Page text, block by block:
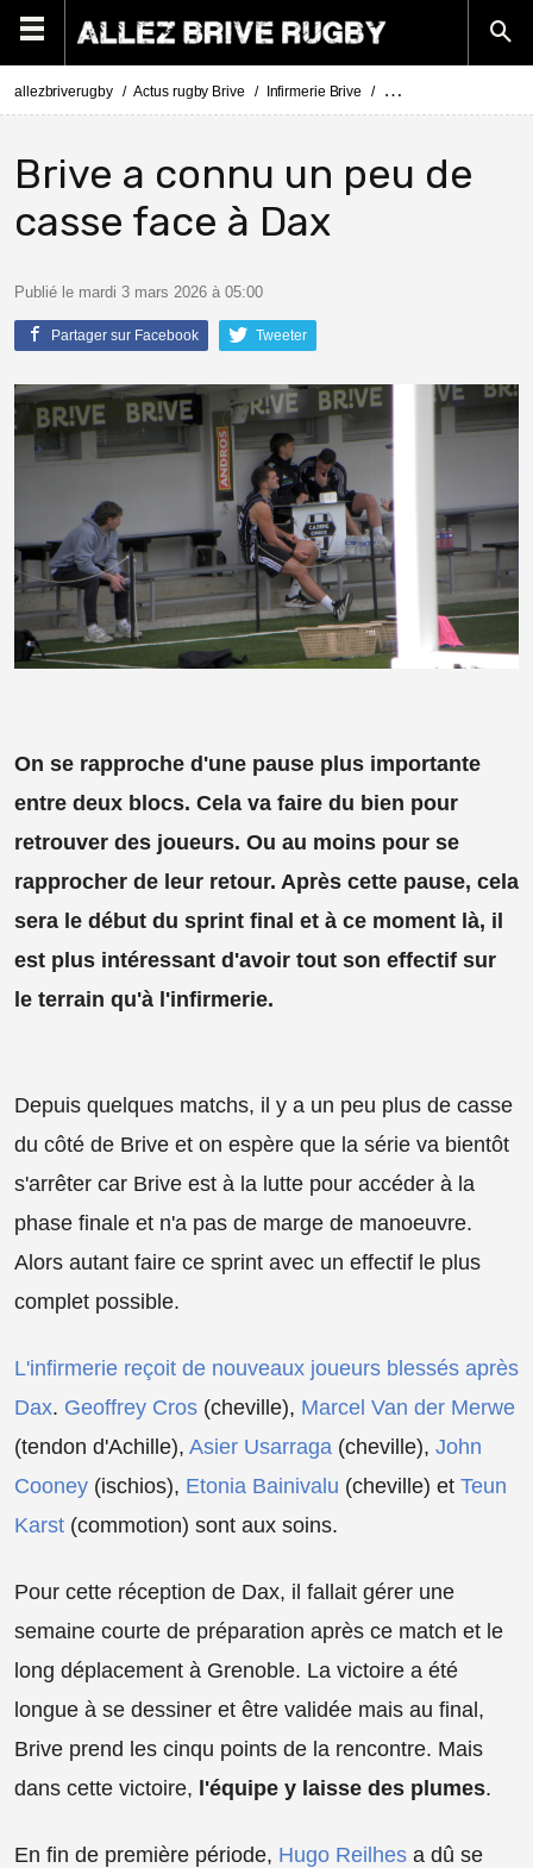
allezbriverugby Actus rugby Brive Infirmerie Brive Actus Infirmerie Brive
Brive a connu un peu de
casse face à Dax
Publié le mardi 3 mars 2026 à 05:00
Partager sur Facebook Tweeter
On se rapproche d'une pause plus importante
entre deux blocs. Cela va faire du bien pour
retrouver des joueurs. Ou au moins pour se
rapprocher de leur retour. Après cette pause, cela
sera le début du sprint final et à ce moment là, il
est plus intéressant d'avoir tout son effectif sur
le terrain qu'à l'infirmerie.
Depuis quelques matchs, il y a un peu plus de casse
du côté de Brive et on espère que la série va bientôt
s'arrêter car Brive est à la lutte pour accéder à la
phase finale et n'a pas de marge de manoeuvre.
Alors autant faire ce sprint avec un effectif le plus
complet possible.
L'infirmerie reçoit de nouveaux joueurs blessés après
Dax. Geoffrey Cros (cheville), Marcel Van der Merwe
(tendon d'Achille), Asier Usarraga (cheville), John
Cooney (ischios), Etonia Bainivalu (cheville) et Teun
Karst (commotion) sont aux soins.
Pour cette réception de Dax, il fallait gérer une
semaine courte de préparation après ce match et le
long déplacement à Grenoble. La victoire a été
longue à se dessiner et être validée mais au final,
Brive prend les cinqu points de la rencontre. Mais
dans cette victoire, l'équipe y laisse des plumes.
En fin de première période, Hugo Reilhes a dû se